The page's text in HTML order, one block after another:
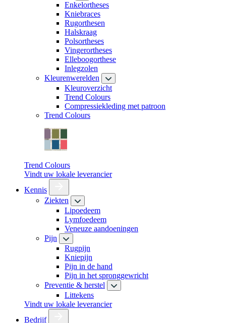
Enkelortheses
Kniebraces
Rugorthesen
Halskraag
Polsortheses
Vingerortheses
Elleboogorthese
Inlegzolen
Kleurenwerelden
Kleuroverzicht
Trend Colours
Compressiekleding met patroon
Trend Colours
Trend Colours
Vindt uw lokale leverancier
Kennis
Ziekten
Lipoedeem
Lymfoedeem
Veneuze aandoeningen
Pijn
Rugpijn
Kniepijn
Pijn in de hand
Pijn in het spronggewricht
Preventie & herstel
Littekens
Vindt uw lokale leverancier
Bedrijf